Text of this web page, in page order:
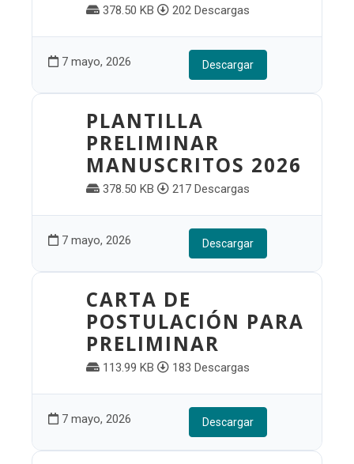
378.50 KB 202 Descargas
7 mayo, 2026 Descargar
PLANTILLA
PRELIMINAR
MANUSCRITOS 2026
378.50 KB 217 Descargas
7 mayo, 2026 Descargar
CARTA DE
POSTULACIÓN PARA
PRELIMINAR
113.99 KB 183 Descargas
7 mayo, 2026 Descargar